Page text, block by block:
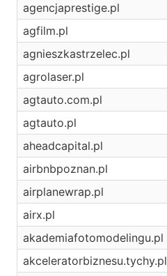
agencjaprestige.pl
agfilm.pl
agnieszkastrzelec.pl
agrolaser.pl
agtauto.com.pl
agtauto.pl
aheadcapital.pl
airbnbpoznan.pl
airplanewrap.pl
airx.pl
akademiafotomodelingu.pl
akceleratorbiznesu.tychy.pl